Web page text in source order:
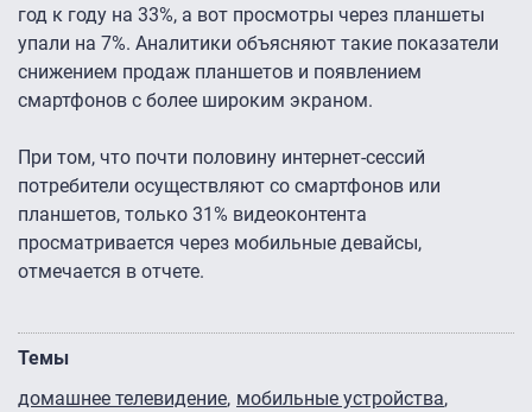
год к году на 33%, а вот просмотры через планшеты
упали на 7%. Аналитики объясняют такие показатели
снижением продаж планшетов и появлением
смартфонов с более широким экраном.
При том, что почти половину интернет-сессий
потребители осуществляют со смартфонов или
планшетов, только 31% видеоконтента
просматривается через мобильные девайсы,
отмечается в отчете.
Темы
домашнее телевидение мобильные устройства